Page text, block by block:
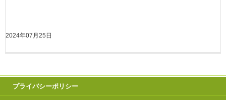
2024年07月25日
プライバシーポリシー